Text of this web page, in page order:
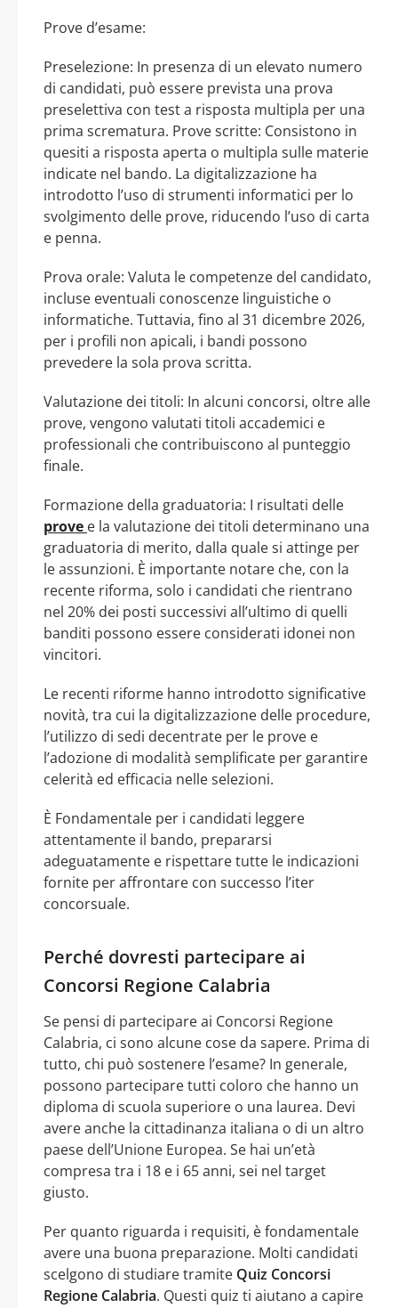
Prove d’esame:
Preselezione: In presenza di un elevato numero
di candidati, può essere prevista una prova
preselettiva con test a risposta multipla per una
prima scrematura. Prove scritte: Consistono in
quesiti a risposta aperta o multipla sulle materie
indicate nel bando. La digitalizzazione ha
introdotto l’uso di strumenti informatici per lo
svolgimento delle prove, riducendo l’uso di carta
e penna.
Prova orale: Valuta le competenze del candidato,
incluse eventuali conoscenze linguistiche o
informatiche. Tuttavia, fino al 31 dicembre 2026,
per i profili non apicali, i bandi possono
prevedere la sola prova scritta.
Valutazione dei titoli: In alcuni concorsi, oltre alle
prove, vengono valutati titoli accademici e
professionali che contribuiscono al punteggio
finale.
Formazione della graduatoria: I risultati delle
prove e la valutazione dei titoli determinano una
graduatoria di merito, dalla quale si attinge per
le assunzioni. È importante notare che, con la
recente riforma, solo i candidati che rientrano
nel 20% dei posti successivi all’ultimo di quelli
banditi possono essere considerati idonei non
vincitori.
Le recenti riforme hanno introdotto significative
novità, tra cui la digitalizzazione delle procedure,
l’utilizzo di sedi decentrate per le prove e
l’adozione di modalità semplificate per garantire
celerità ed efficacia nelle selezioni.
È Fondamentale per i candidati leggere
attentamente il bando, prepararsi
adeguatamente e rispettare tutte le indicazioni
fornite per affrontare con successo l’iter
concorsuale.
Perché dovresti partecipare ai
Concorsi Regione Calabria
Se pensi di partecipare ai Concorsi Regione
Calabria, ci sono alcune cose da sapere. Prima di
tutto, chi può sostenere l’esame? In generale,
possono partecipare tutti coloro che hanno un
diploma di scuola superiore o una laurea. Devi
avere anche la cittadinanza italiana o di un altro
paese dell’Unione Europea. Se hai un’età
compresa tra i 18 e i 65 anni, sei nel target
giusto.
Per quanto riguarda i requisiti, è fondamentale
avere una buona preparazione. Molti candidati
scelgono di studiare tramite Quiz Concorsi
Regione Calabria. Questi quiz ti aiutano a capire